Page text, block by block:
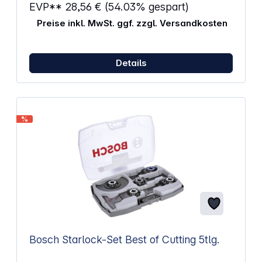
EVP** 28,56 € (54.03% gespart)
Preise inkl. MwSt. ggf. zzgl. Versandkosten
Details
%
Bosch Starlock-Set Best of Cutting 5tlg.